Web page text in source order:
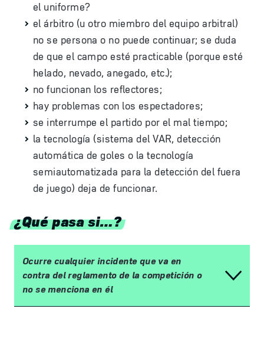
el uniforme?
el árbitro (u otro miembro del equipo arbitral)
no se persona o no puede continuar; se duda
de que el campo esté practicable (porque esté
helado, nevado, anegado, etc.);
no funcionan los reflectores;
hay problemas con los espectadores;
se interrumpe el partido por el mal tiempo;
la tecnología (sistema del VAR, detección
automática de goles o la tecnología
semiautomatizada para la detección del fuera
de juego) deja de funcionar.
¿Qué pasa si…?
Ocurre cualquier incidente que va en
contra del reglamento de la competición o
no se menciona en él